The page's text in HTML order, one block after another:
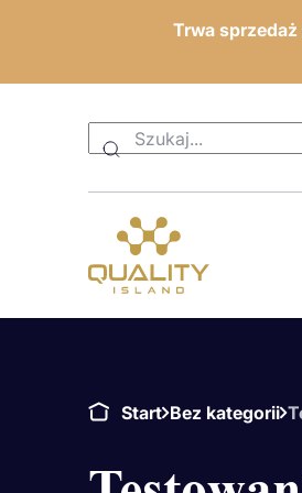
Trwa
Start Bez kategorii